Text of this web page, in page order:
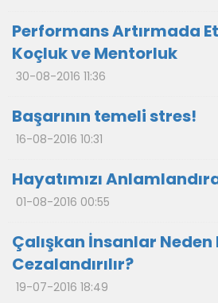
Performans Artırmada
Koçluk ve Mentorluk
30-08-2016 11:36
Başarının temeli stres!
16-08-2016 10:31
Hayatımızı
01-08-2016 00:55
Çalışkan İnsanlar Neden
Cezalandırılır?
19-07-2016 18:49